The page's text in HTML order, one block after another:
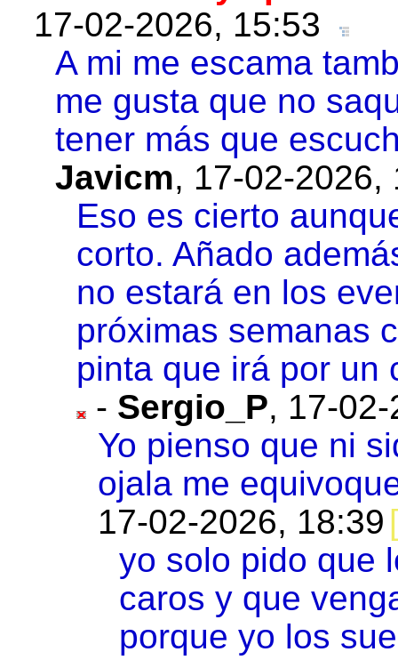
17-02-2026, 15:53
A mi me escama
me gusta que no
tener más que
Javicm, 17-02-2026,
Eso es cierto
corto. Añado
no estará en los
próximas semanas
pinta que irá por un
- Sergio_P, 17-
Yo pienso que ni
ojala me
17-02-2026, 18:39
yo solo pido que
caros y que
porque yo los